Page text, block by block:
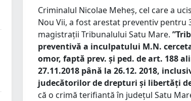
Criminalul Nicolae Meheș, cel care a
Nou Vii, a fost arestat preventiv pentru
magistrații Tribunalului Satu Mare.
preventivă a inculpatului M.N.
omor, faptă prev. şi ped. de art. 188
27.11.2018 până la 26.12. 2018,
judecătorilor de drepturi și libertăți
că o crimă terifiantă în județul Satu